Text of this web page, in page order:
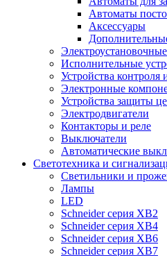
Автоматы
Аксессуары
Исполнительные
Устройства контроля
Электронные
Устройства защиты
Электродвигатели
Контакторы и реле
Выключатели
Автоматические
Светотехника и
Светильники и
Лампы
LED
Schneider серия XB2
Schneider серия XB4
Schneider серия XB6
Schneider серия XB7